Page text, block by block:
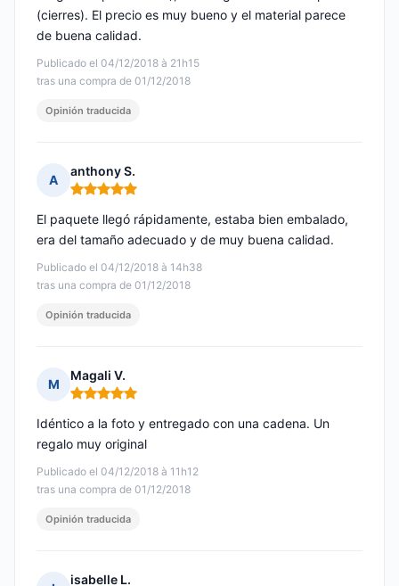
Publicado el 04/12/2018 à 21h15
tras una compra de 01/12/2018
(cierres). El precio es muy bueno y el material parece
de buena calidad.
Opinión traducida
A
anthony S.
Nota: 5 de 5
Publicado el 04/12/2018 à 14h38
tras una compra de 01/12/2018
El paquete llegó rápidamente, estaba bien embalado,
era del tamaño adecuado y de muy buena calidad.
Opinión traducida
M
Magali V.
Nota: 5 de 5
Publicado el 04/12/2018 à 11h12
tras una compra de 01/12/2018
Idéntico a la foto y entregado con una cadena. Un
regalo muy original
Opinión traducida
isabelle L.